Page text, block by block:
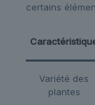
certains
Variété des
plantes